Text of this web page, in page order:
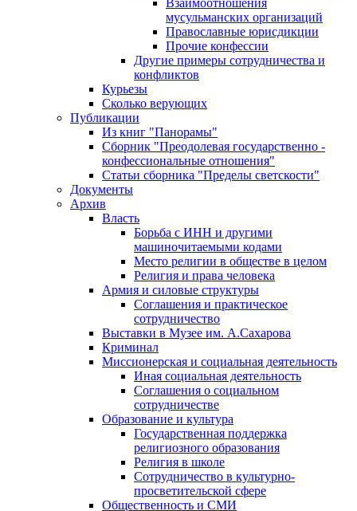
Взаимоотношения
мусульманских организаций
Православные юрисдикции
Прочие конфессии
Другие примеры сотрудничества и
конфликтов
Курьезы
Сколько верующих
Публикации
Из книг "Панорамы"
Сборник "Преодолевая государственно -
конфессиональные отношения"
Статьи сборника "Пределы светскости"
Документы
Архив
Власть
Борьба с ИНН и другими
машиночитаемыми кодами
Место религии в обществе в целом
Религия и права человека
Армия и силовые структуры
Соглашения и практическое
сотрудничество
Выставки в Музее им. А.Сахарова
Криминал
Миссионерская и социальная деятельность
Иная социальная деятельность
Соглашения о социальном
сотрудничестве
Образование и культура
Государственная поддержка
религиозного образования
Религия в школе
Сотрудничество в культурно-
просветительской сфере
Общественность и СМИ